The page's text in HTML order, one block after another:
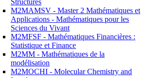
Structures
M2MAMSV - Master 2 Mathématiques et
Applications - Mathématiques pour les
Sciences du Vivant
M2MFSF - Mathématiques Financières :
Statistique et Finance
M2MM - Mathématiques de la
modélisation
M2MOCHI - Molecular Chemistry and